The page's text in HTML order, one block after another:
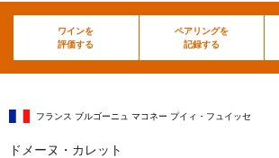
ワインを
評価する
ペアリングを
記録する
フランス ブルゴーニュ マコネー プイィ・フュイッセ
ドメーヌ・カレット